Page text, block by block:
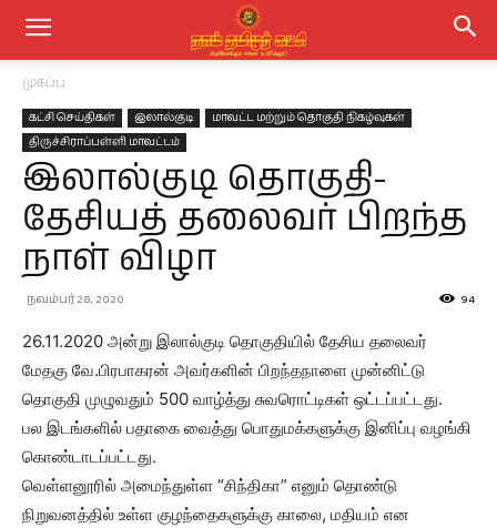
முகப்பு
கட்சி செய்திகள் இலால்குடி
மாவட்ட மற்றும் தொகுதி நிகழ்வுகள்
திருச்சிராப்பள்ளி மாவட்டம்
இலால்குடி தொகுதி-
தேசியத் தலைவர் பிறந்த
நாள் விழா
நவம்பர் 28, 2020 94
26.11.2020 அன்று இலால்குடி தொகுதியில் தேசிய தலைவர்
மேதகு வே.பிரபாகரன் அவர்களின் பிறந்தநாளை முன்னிட்டு
தொகுதி முழுவதும் 500 வாழ்த்து சுவரொட்டிகள் ஒட்டப்பட்டது.
பல இடங்களில் பதாகை வைத்து பொதுமக்களுக்கு இனிப்பு வழங்கி
கொண்டாடப்பட்டது.
வெள்ளனூரில் அமைந்துள்ள “சிந்திகா” எனும் தொண்டு
நிறுவனத்தில் உள்ள குழந்தைகளுக்கு காலை, மதியம் என